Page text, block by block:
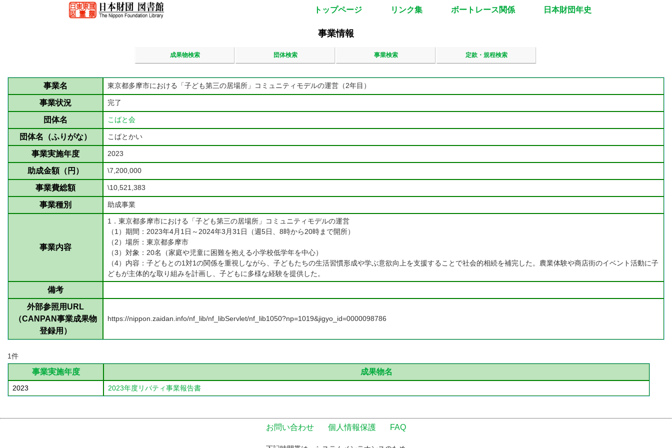
トップページ リンク集 ボートレース関係 日本財団年史
事業情報
成果物検索 団体検索 事業検索 定款・規程検索
事業名 東京都多摩市における「子ども第三の居場所」コミュニティモデルの運営（2年目）
事業状況 完了
団体名 こばと会
団体名（ふりがな） こばとかい
事業実施年度 2023
助成金額（円） \7,200,000
事業費総額 \10,521,383
事業種別 助成事業
事業内容
1．東京都多摩市における「子ども第三の居場所」コミュニティモデルの運営
（1）期間：2023年4月1日～2024年3月31日（週5日、8時から20時まで開所）
（2）場所：東京都多摩市
（3）対象：20名（家庭や児童に困難を抱える小学校低学年を中心）
（4）内容：子どもとの1対1の関係を重視しながら、子どもたちの生活習慣形成や学ぶ意欲向上を支援することで社会的相続を補完した。農業体験や商店街のイベント活動に子
どもが主体的な取り組みを計画し、子どもに多様な経験を提供した。
備考
外部参照用URL
（CANPAN事業成果物
登録用）
https://nippon.zaidan.info/nf_lib/nf_libServlet/nf_lib1050?np=1019&jigyo_id=0000098786
1件
事業実施年度 成果物名
2023 2023年度リバティ事業報告書
お問い合わせ 個人情報保護 FAQ